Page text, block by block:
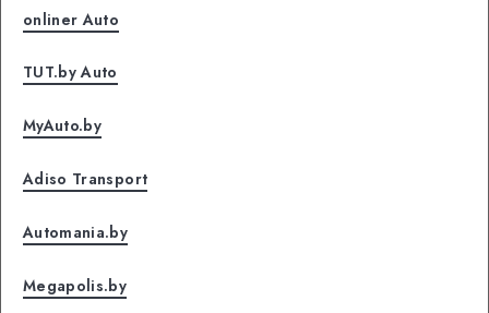
onliner Auto
TUT.by Auto
MyAuto.by
Adiso Transport
Automania.by
Megapolis.by